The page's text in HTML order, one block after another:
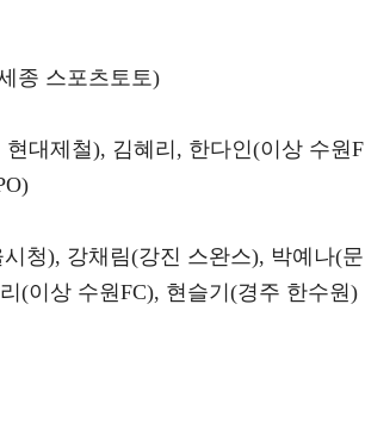
종 스포츠토토)
대제철), 김혜리, 한다인(이상 수원F
청), 강채림(강진 스완스), 박예나(문
(이상 수원FC), 현슬기(경주 한수원)